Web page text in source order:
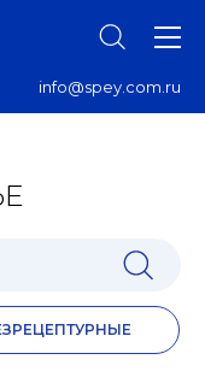
info@spey.com.ru